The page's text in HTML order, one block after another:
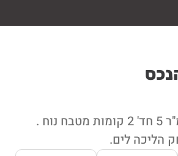
בית קסום 140 מ"ר 5 חד' 2 קומות מטבח נוח .
הליכה לים.